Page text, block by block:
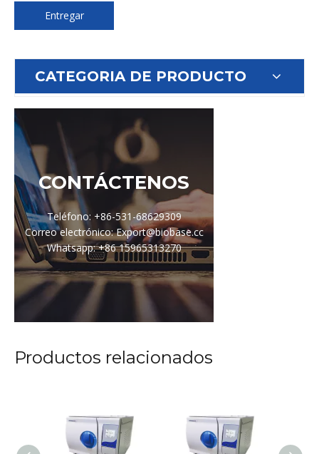
Entregar
CATEGORIA DE PRODUCTO
CONTÁCTENOS
Teléfono: +86-531-68629309
Correo electrónico: Export@biobase.cc
Whatsapp: +86 15965313270
Productos relacionados